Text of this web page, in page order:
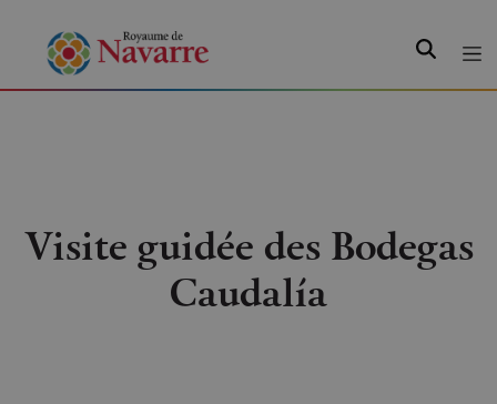
Visite guidée des Bodegas
Caudalía